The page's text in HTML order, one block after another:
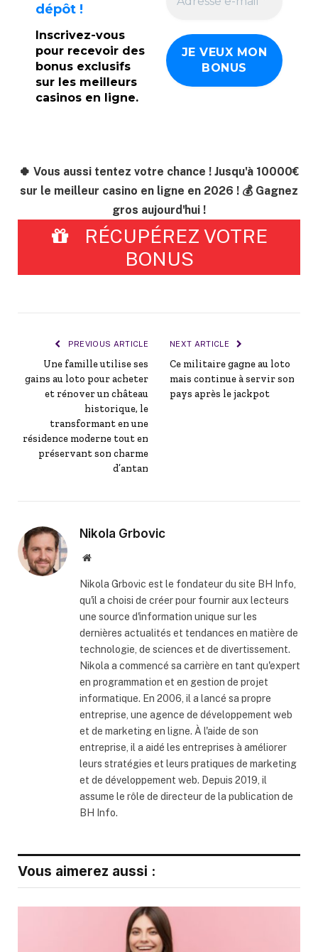
dépôt !
Inscrivez-vous
pour recevoir des
bonus exclusifs
sur les meilleurs
casinos en ligne.
🍀 Vous aussi tentez votre chance ! Jusqu'à 10000€
sur le meilleur casino en ligne en 2026 ! 💰 Gagnez
gros aujourd'hui !
RÉCUPÉREZ VOTRE
BONUS
PREVIOUS ARTICLE
Une famille utilise ses
gains au loto pour acheter
et rénover un château
historique, le
transformant en une
résidence moderne tout en
préservant son charme
d’antan
NEXT ARTICLE
Ce militaire gagne au loto
mais continue à servir son
pays après le jackpot
Nikola Grbovic
Website
Nikola Grbovic est le fondateur du site BH Info,
qu'il a choisi de créer pour fournir aux lecteurs
une source d'information unique sur les
dernières actualités et tendances en matière de
technologie, de sciences et de divertissement.
Nikola a commencé sa carrière en tant qu'expert
en programmation et en gestion de projet
informatique. En 2006, il a lancé sa propre
entreprise, une agence de développement web
et de marketing en ligne. À l'aide de son
entreprise, il a aidé les entreprises à améliorer
leurs stratégies et leurs pratiques de marketing
et de développement web. Depuis 2019, il
assume le rôle de directeur de la publication de
BH Info.
Vous aimerez aussi :